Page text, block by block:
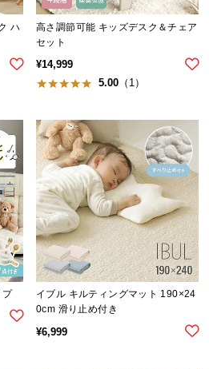
ハ
高さ調節可能 キッズデスク＆チェア
セット
¥14,999
5.00 （1）
プ
イブル キルティングマット 190×24
0cm 滑り止め付き
¥6,999